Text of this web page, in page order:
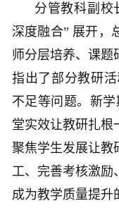
分管教科副校
深度融合” 展开，
师分层培养、课题
指出了部分教研
不足等问题。新
堂实效让教研扎根
聚焦学生发展让教
工、完善考核激励
成为教学质量提升